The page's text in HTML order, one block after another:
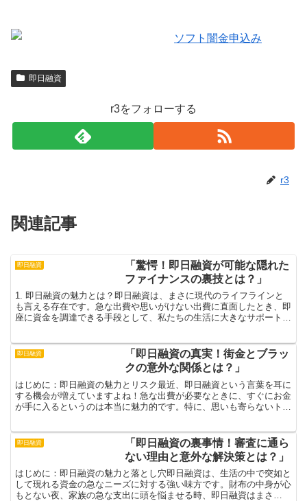
即日融資
r3をフォローする
r3
関連記事
即日融資
「驚愕！即日融資が可能な隠れた
ファイナンスの裏技とは？」
1. 即日融資の魅力とは？即日融資は、まさに現代のライフラインと
も言える存在です。急な出費や思いがけない出費に直面したとき、即
座に資金を調達できる手段として、私たちの生活に大きなサポートを
即日融資
「即日融資の真実！街金とブラッ
クの意外な関係とは？」
はじめに：即日融資の魅力とリスク最近、即日融資という言葉を耳に
する機会が増えていますよね！急な出費が必要なときに、すぐにお金
が手に入るというのは本当に魅力的です。特に、思いも寄らないトラ
即日融資
「即日融資の裏事情！審査に通ら
ない理由と意外な解決策とは？」
はじめに：即日融資の魅力と落とし穴即日融資は、生活の中で突如と
して現れる資金の急なニーズに対する強い味方です。財布の中身が心
もとない夜、家族の急な支出に頭を悩ませる時、即日融資はまさ